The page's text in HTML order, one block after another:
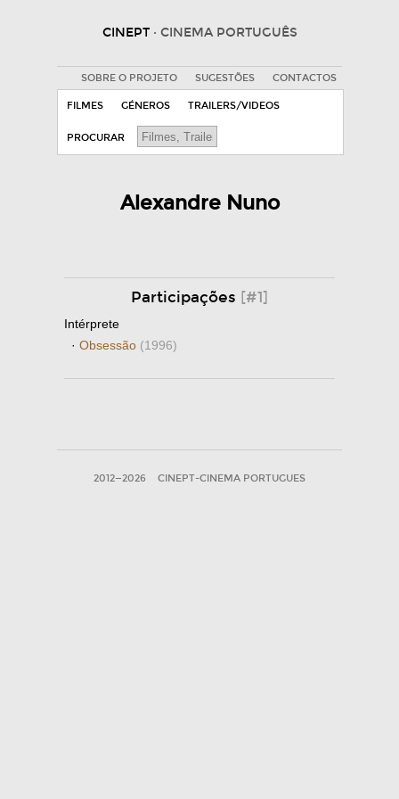
CINEPT · CINEMA PORTUGUÊS
SOBRE O PROJETO SUGESTÕES CONTACTOS
FILMES GÉNEROS TRAILERS/VIDEOS
PROCURAR
Alexandre Nuno
Participações [#1]
Intérprete
· Obsessão (1996)
2012—2026 CINEPT-CINEMA PORTUGUES